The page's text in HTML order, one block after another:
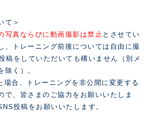
て＞
写真ならびに動画撮影は禁止 とさせてい
、トレーニング前後については自由に撮
稿をしていただいても構いません（別メ
除く）。
合、トレーニングを非公開に変更する
で、皆さまのご協力をお願いいたしま
投稿をお願いいたします。